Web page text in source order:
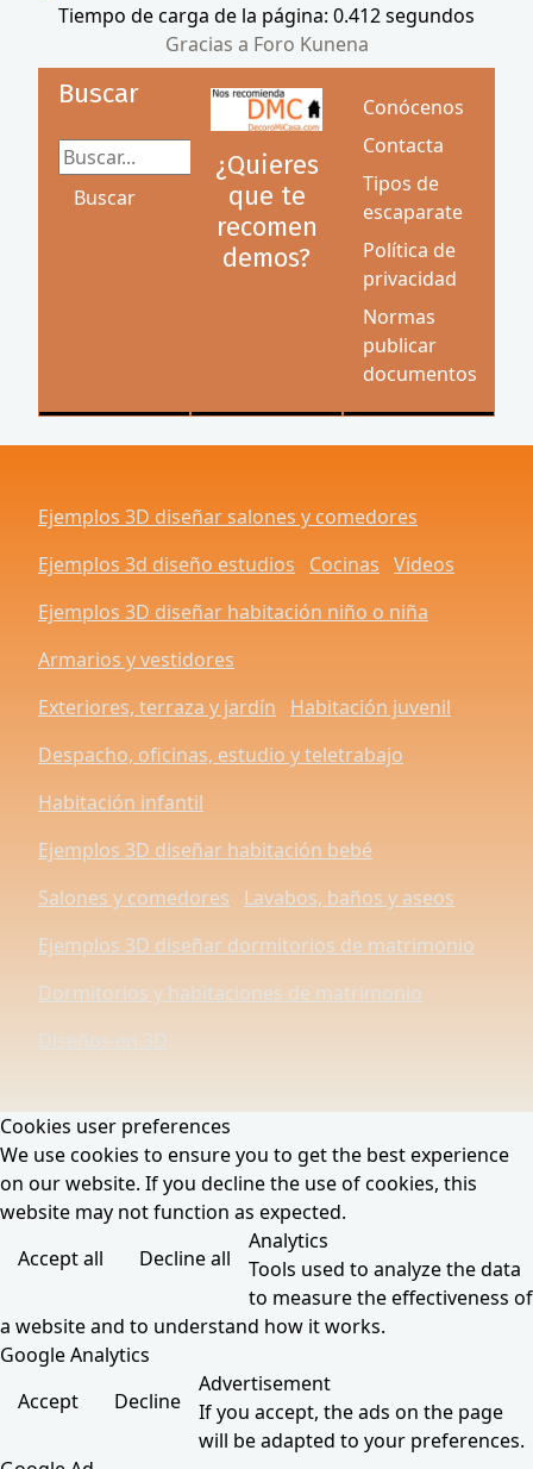
Tiempo de carga de la página: 0.412 segundos
Gracias a Foro Kunena
Buscar
Buscar...
Buscar
¿Quieres
que te
recomen
demos?
Conócenos
Contacta
Tipos de
escaparate
Política de
privacidad
Normas
publicar
documentos
Ejemplos 3D diseñar salones y comedores
Ejemplos 3d diseño estudios
Cocinas Videos
Ejemplos 3D diseñar habitación niño o niña
Armarios y vestidores
Exteriores, terraza y jardín
Habitación juvenil
Despacho, oficinas, estudio y teletrabajo
Habitación infantil
Ejemplos 3D diseñar habitación bebé
Salones y comedores
Lavabos, baños y aseos
Ejemplos 3D diseñar dormitorios de matrimonio
Dormitorios y habitaciones de matrimonio
Diseños en 3D
Cookies user preferences
We use cookies to ensure you to get the best experience
on our website. If you decline the use of cookies, this
website may not function as expected.
Accept all
Decline all
Analytics
Tools used to analyze the data
to measure the effectiveness of
a website and to understand how it works.
Google Analytics
Accept
Decline
Advertisement
If you accept, the ads on the page
will be adapted to your preferences.